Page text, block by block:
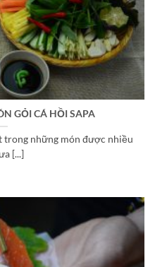
GỎI CÁ HỒI SAPA
trong những món được nhiều
[...]